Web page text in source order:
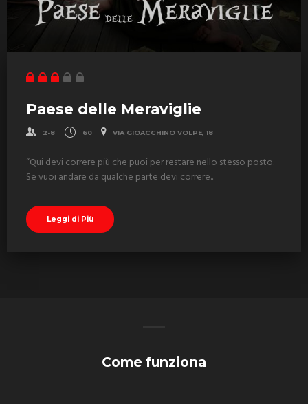
Paese delle Meraviglie
2-8 60 VIA GIOACCHINO VOLPE, 18
“Qui devi correre più che puoi per restare nello stesso posto.
Se vuoi andare da qualche parte devi correre...
Leggi di Più
Come funziona